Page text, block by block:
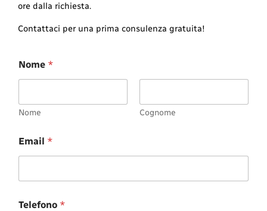
ore dalla richiesta.
Contattaci per una prima consulenza gratuita!
Nome *
Nome Cognome
Email *
Telefono *